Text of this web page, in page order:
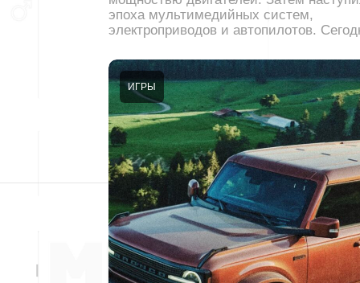
эпоха мультимедийных систем,
электроприводов и автопилотов.
ИГРЫ